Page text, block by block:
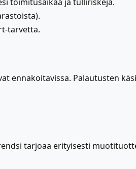
tarvetta.
ennakoitavissa. Palautusten
tarjoaa erityisesti